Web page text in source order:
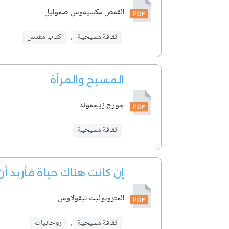
القمص مكسيموس صموئيل
ثقافة مسيحية , كتاب مقدس
المسيح والمرأة
جورج زيجموند
ثقافة مسيحية
إن كانت هناك حياة فأريد
المتروبوليت نيقولاوس
ثقافة مسيحية , روحانيات